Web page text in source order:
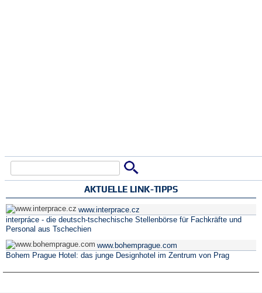
Suchformular
AKTUELLE LINK-TIPPS
www.interprace.cz
interpráce - die deutsch-tschechische Stellenbörse für Fachkräfte und
Personal aus Tschechien
www.bohemprague.com
Bohem Prague Hotel: das junge Designhotel im Zentrum von Prag